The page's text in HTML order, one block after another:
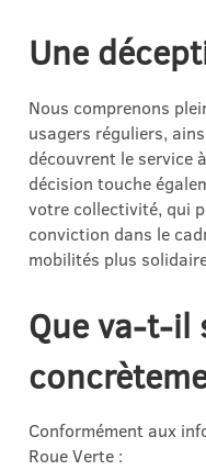
Une
Nous comprenons
usagers réguliers,
découvrent le service
décision touche
votre collectivité, qui
conviction dans le
mobilités plus
Que va-t-il
Conformément aux
Roue Verte :